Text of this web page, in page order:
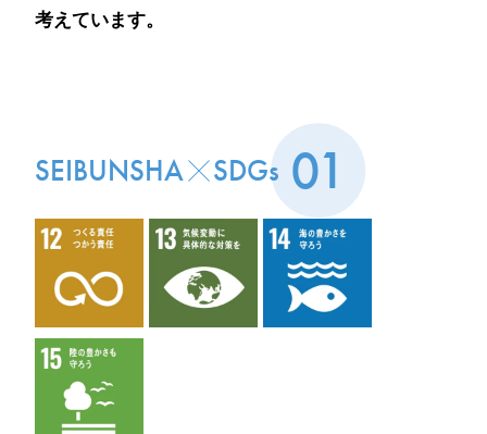
考えています。
SEIBUNSHA SDGs 01